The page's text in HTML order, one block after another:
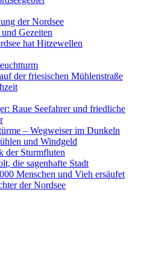
der Nordsee
und Gezeiten
hat Hitzewellen
der friesischen Mühlenstraße
Raue Seefahrer und friedliche
– Wegweiser im Dunkeln
und Windgeld
der Sturmfluten
die sagenhafte Stadt
Menschen und Vieh ersäufet
der Nordsee